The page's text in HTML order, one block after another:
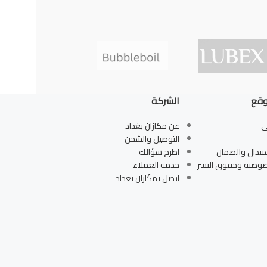
والضمان
وحقوق النشر
الشركة
عن مكَازان بغداد
التوصيل والشحن
اطرح سؤالك
خدمة العملاء
اتصل بمكَازان بغداد